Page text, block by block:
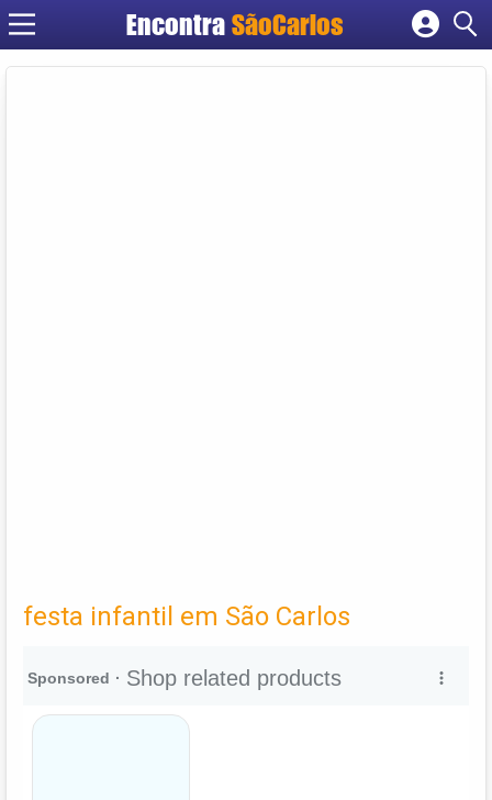
EncontraSãoCarlos
Cadastrar empresa
festa infantil em São Carlos